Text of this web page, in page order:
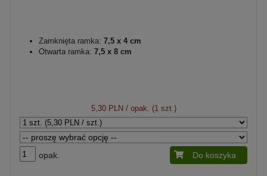
Zamknięta ramka: 7,5 x 4 cm
Otwarta ramka: 7,5 x 8 cm
5,30 PLN/ opak. (1 szt.)
opak. Do koszyka